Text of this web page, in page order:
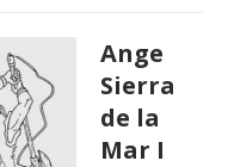
Ange
Sierra
de la
Mar I